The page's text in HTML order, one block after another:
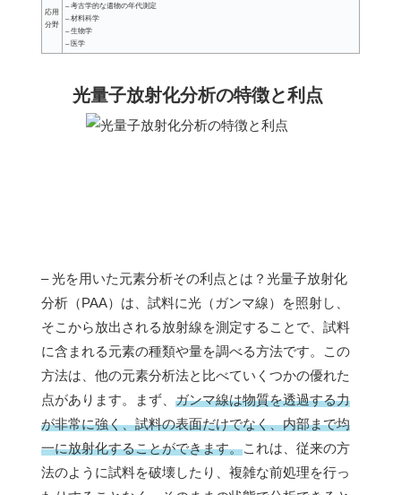
応用
分野
– 考古学的な遺物の年代測定
– 材料科学
– 生物学
– 医学
光量子放射化分析の特徴と利点
– 光を用いた元素分析その利点とは？光量子放射化
分析（PAA）は、試料に光（ガンマ線）を照射し、
そこから放出される放射線を測定することで、試料
に含まれる元素の種類や量を調べる方法です。この
方法は、他の元素分析法と比べていくつかの優れた
点があります。まず、 ガンマ線は物質を透過する力
が非常に強く、試料の表面だけでなく、内部まで均
一に放射化することができます。これは、従来の方
法のように試料を破壊したり、複雑な前処理を行っ